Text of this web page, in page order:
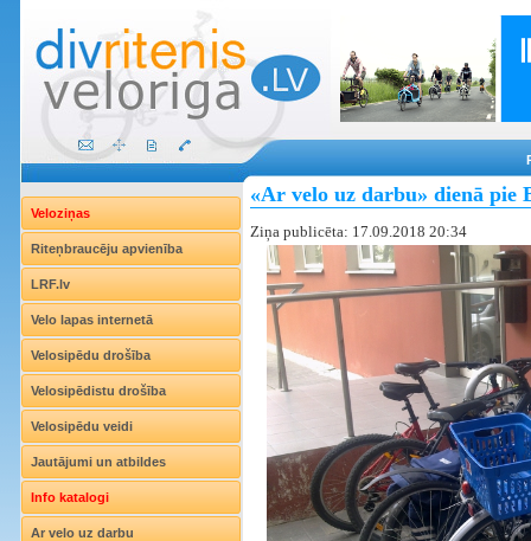
Veloziņas
Riteņbraucēju apvienība
LRF.lv
Velo lapas internetā
Velosipēdu drošība
Velosipēdistu drošība
Velosipēdu veidi
Jautājumi un atbildes
Info katalogi
Ar velo uz darbu
«Ar velo uz darbu» dienā pie
Ziņa publicēta: 17.09.2018 20:34